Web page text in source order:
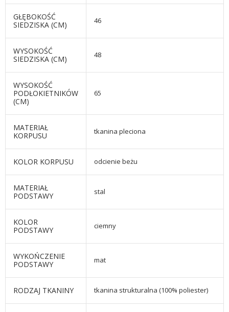
GŁĘBOKOŚĆ
SIEDZISKA (CM)
46
WYSOKOŚĆ
SIEDZISKA (CM)
48
WYSOKOŚĆ
PODŁOKIETNIKÓW
(CM)
65
MATERIAŁ
KORPUSU
tkanina pleciona
KOLOR KORPUSU odcienie beżu
MATERIAŁ
PODSTAWY
stal
KOLOR
PODSTAWY
ciemny
WYKOŃCZENIE
PODSTAWY
mat
RODZAJ TKANINY tkanina strukturalna (100% poliester)